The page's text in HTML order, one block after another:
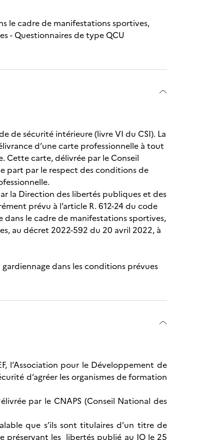
le cadre de manifestations sportives,
- Questionnaires de type QCU
de sécurité intérieure (livre VI du CSI). La
d’une carte professionnelle à tout
Cette carte, délivrée par le Conseil
part par le respect des conditions de
la Direction des libertés publiques et des
prévu à l’article R. 612-24 du code
le cadre de manifestations sportives,
au décret 2022-592 du 20 avril 2022, à
dans les conditions prévues
l’Association pour le Développement de
d’agréer les organismes de formation
par le CNAPS (Conseil National des
que s’ils sont titulaires d’un titre de
les libertés publié au JO le 25